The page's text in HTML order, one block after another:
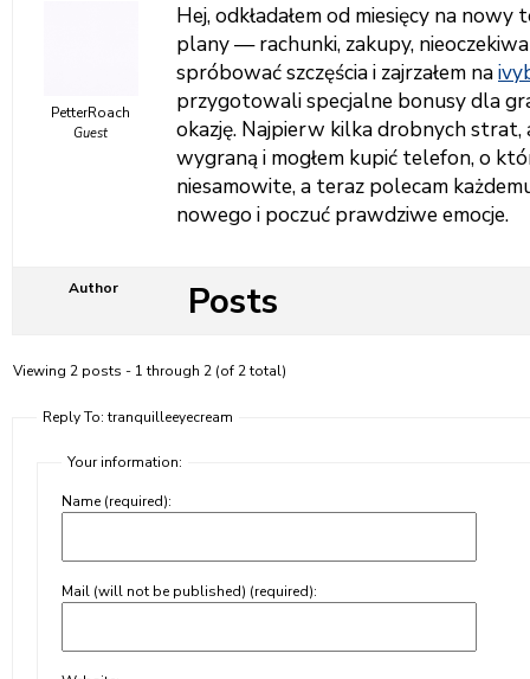
PetterRoach
Guest
Hej, odkładałem od miesięcy na
plany — rachunki, zakupy,
spróbować szczęścia i zajrzałem na
przygotowali specjalne bonusy dla
okazję. Najpierw kilka drobnych
wygraną i mogłem kupić telefon, o
niesamowite, a teraz polecam
nowego i poczuć prawdziwe emocje.
Author Posts
Viewing 2 posts - 1 through 2 (of 2 total)
Reply To: tranquilleeyecream
Your information:
Name (required):
Mail (will not be published) (required):